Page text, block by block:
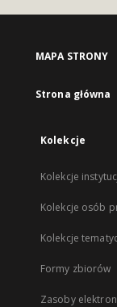
MAPA STRONY
Strona główna
Kolekcje
Kolekcje
Kolekcje osób
Kolekcje
Formy zbiorów
Zasoby